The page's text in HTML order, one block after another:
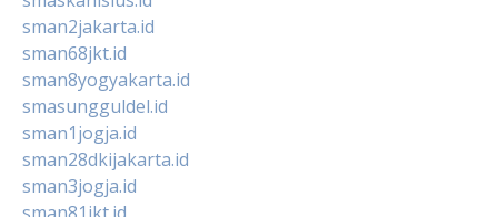
sman2jakarta.id
sman68jkt.id
sman8yogyakarta.id
smasungguldel.id
sman1jogja.id
sman28dkijakarta.id
sman3jogja.id
sman81jkt.id